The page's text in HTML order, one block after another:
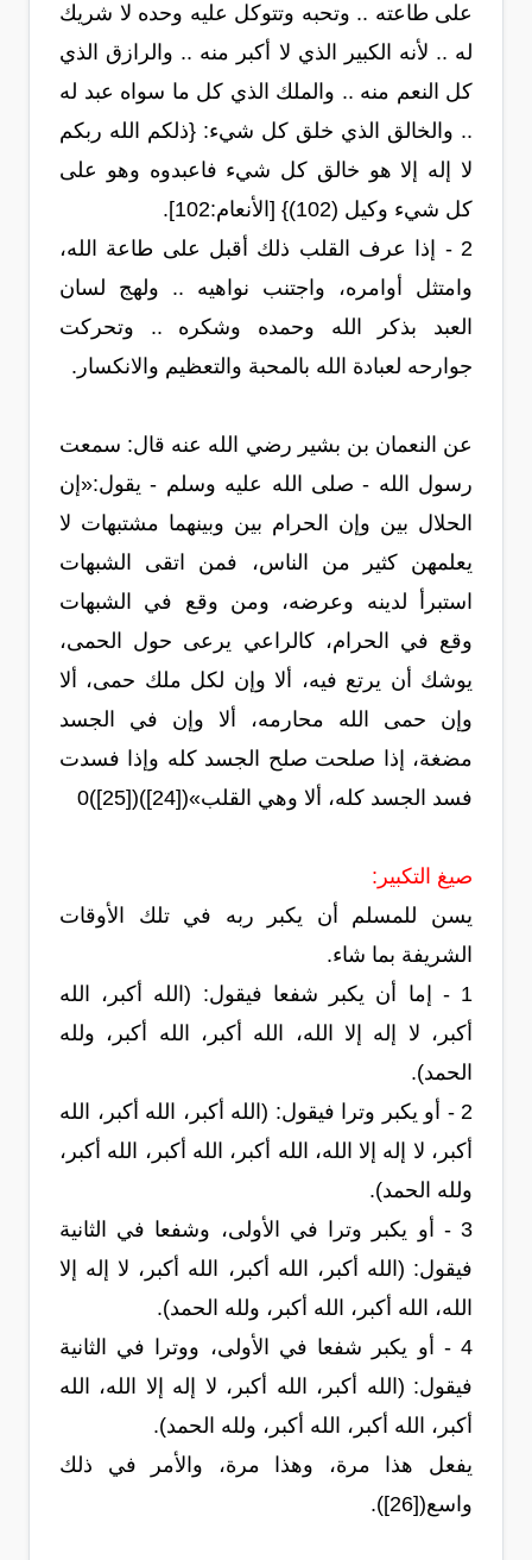
على طاعته .. وتحبه وتتوكل عليه وحده لا شريك
له .. لأنه الكبير الذي لا أكبر منه .. والرازق الذي
كل النعم منه .. والملك الذي كل ما سواه عبد له
.. والخالق الذي خلق كل شيء: {ذلكم الله ربكم
لا إله إلا هو خالق كل شيء فاعبدوه وهو على
كل شيء وكيل (102)} [الأنعام:102].
2 - إذا عرف القلب ذلك أقبل على طاعة الله،
وامتثل أوامره، واجتنب نواهيه .. ولهج لسان
العبد بذكر الله وحمده وشكره .. وتحركت
جوارحه لعبادة الله بالمحبة والتعظيم والانكسار.
عن النعمان بن بشير رضي الله عنه قال: سمعت
رسول الله - صلى الله عليه وسلم - يقول:«إن
الحلال بين وإن الحرام بين وبينهما مشتبهات لا
يعلمهن كثير من الناس، فمن اتقى الشبهات
استبرأ لدينه وعرضه، ومن وقع في الشبهات
وقع في الحرام، كالراعي يرعى حول الحمى،
يوشك أن يرتع فيه، ألا وإن لكل ملك حمى، ألا
وإن حمى الله محارمه، ألا وإن في الجسد
مضغة، إذا صلحت صلح الجسد كله وإذا فسدت
فسد الجسد كله، ألا وهي القلب»([24])([25])0
صيغ التكبير:
يسن للمسلم أن يكبر ربه في تلك الأوقات
الشريفة بما شاء.
1 - إما أن يكبر شفعا فيقول: (الله أكبر، الله
أكبر، لا إله إلا الله، الله أكبر، الله أكبر، ولله
الحمد).
2 - أو يكبر وترا فيقول: (الله أكبر، الله أكبر، الله
أكبر، لا إله إلا الله، الله أكبر، الله أكبر، الله أكبر،
ولله الحمد).
3 - أو يكبر وترا في الأولى، وشفعا في الثانية
فيقول: (الله أكبر، الله أكبر، الله أكبر، لا إله إلا
الله، الله أكبر، الله أكبر، ولله الحمد).
4 - أو يكبر شفعا في الأولى، ووترا في الثانية
فيقول: (الله أكبر، الله أكبر، لا إله إلا الله، الله
أكبر، الله أكبر، الله أكبر، ولله الحمد).
يفعل هذا مرة، وهذا مرة، والأمر في ذلك
واسع([26]).